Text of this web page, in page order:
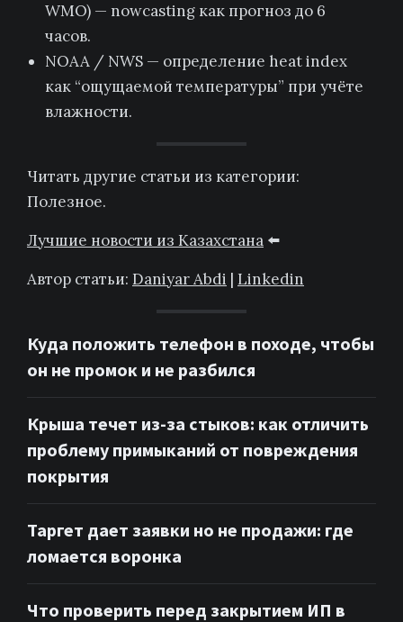
WMO) — nowcasting как прогноз до 6
часов.
NOAA / NWS — определение heat index
как “ощущаемой температуры” при учёте
влажности.
Читать другие статьи из категории:
Полезное.
Лучшие новости из Казахстана ⬅️
Автор статьи: Daniyar Abdi | Linkedin
Куда положить телефон в походе, чтобы
он не промок и не разбился
Крыша течет из-за стыков: как отличить
проблему примыканий от повреждения
покрытия
Таргет дает заявки но не продажи: где
ломается воронка
Что проверить перед закрытием ИП в